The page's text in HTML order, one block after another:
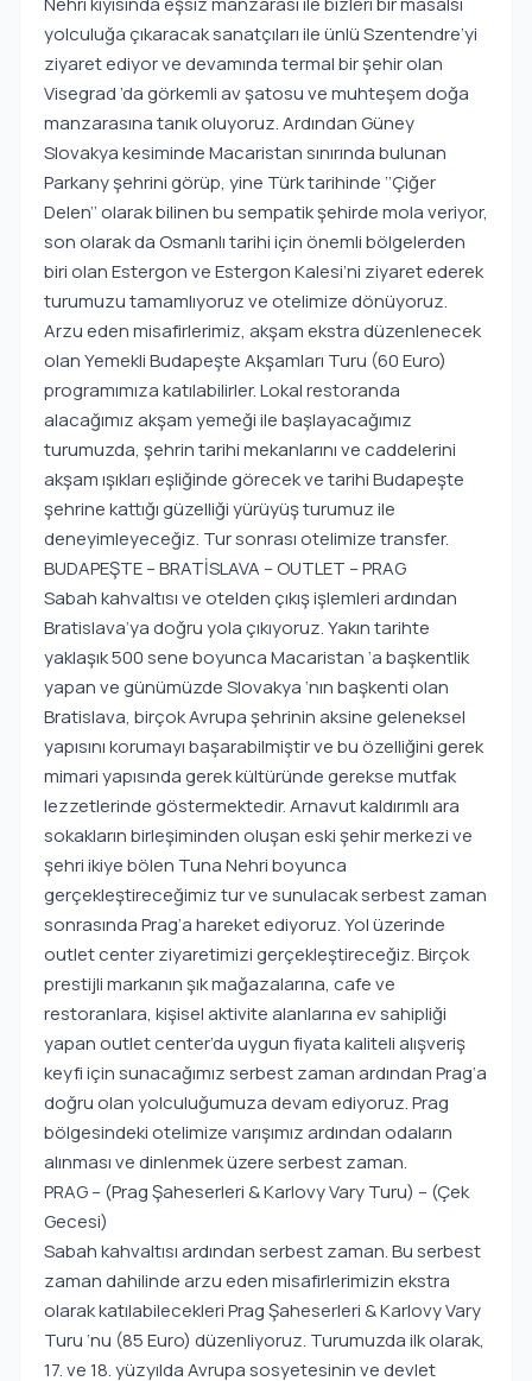
yolculuğa çıkaracak sanatçıları ile ünlü Szentendre’yi
ziyaret ediyor ve devamında termal bir şehir olan
Visegrad ’da görkemli av şatosu ve muhteşem doğa
manzarasına tanık oluyoruz. Ardından Güney
Slovakya kesiminde Macaristan sınırında bulunan
Parkany şehrini görüp, yine Türk tarihinde ‘’Çiğer
Delen’’ olarak bilinen bu sempatik şehirde mola veriyor,
son olarak da Osmanlı tarihi için önemli bölgelerden
biri olan Estergon ve Estergon Kalesi’ni ziyaret ederek
turumuzu tamamlıyoruz ve otelimize dönüyoruz.
Arzu eden misafirlerimiz, akşam ekstra düzenlenecek
olan Yemekli Budapeşte Akşamları Turu (60 Euro)
programımıza katılabilirler. Lokal restoranda
alacağımız akşam yemeği ile başlayacağımız
turumuzda, şehrin tarihi mekanlarını ve caddelerini
akşam ışıkları eşliğinde görecek ve tarihi Budapeşte
şehrine kattığı güzelliği yürüyüş turumuz ile
deneyimleyeceğiz. Tur sonrası otelimize transfer.
BUDAPEŞTE – BRATİSLAVA – OUTLET – PRAG
Sabah kahvaltısı ve otelden çıkış işlemleri ardından
Bratislava’ya doğru yola çıkıyoruz. Yakın tarihte
yaklaşık 500 sene boyunca Macaristan ‘a başkentlik
yapan ve günümüzde Slovakya ‘nın başkenti olan
Bratislava, birçok Avrupa şehrinin aksine geleneksel
yapısını korumayı başarabilmiştir ve bu özelliğini gerek
mimari yapısında gerek kültüründe gerekse mutfak
lezzetlerinde göstermektedir. Arnavut kaldırımlı ara
sokakların birleşiminden oluşan eski şehir merkezi ve
şehri ikiye bölen Tuna Nehri boyunca
gerçekleştireceğimiz tur ve sunulacak serbest zaman
sonrasında Prag’a hareket ediyoruz. Yol üzerinde
outlet center ziyaretimizi gerçekleştireceğiz. Birçok
prestijli markanın şık mağazalarına, cafe ve
restoranlara, kişisel aktivite alanlarına ev sahipliği
yapan outlet center’da uygun fiyata kaliteli alışveriş
keyfi için sunacağımız serbest zaman ardından Prag‘a
doğru olan yolculuğumuza devam ediyoruz. Prag
bölgesindeki otelimize varışımız ardından odaların
alınması ve dinlenmek üzere serbest zaman.
PRAG – (Prag Şaheserleri & Karlovy Vary Turu) – (Çek
Gecesi)
Sabah kahvaltısı ardından serbest zaman. Bu serbest
zaman dahilinde arzu eden misafirlerimizin ekstra
olarak katılabilecekleri Prag Şaheserleri & Karlovy Vary
Turu ‘nu (85 Euro) düzenliyoruz. Turumuzda ilk olarak,
17. ve 18. yüzyılda Avrupa sosyetesinin ve devlet